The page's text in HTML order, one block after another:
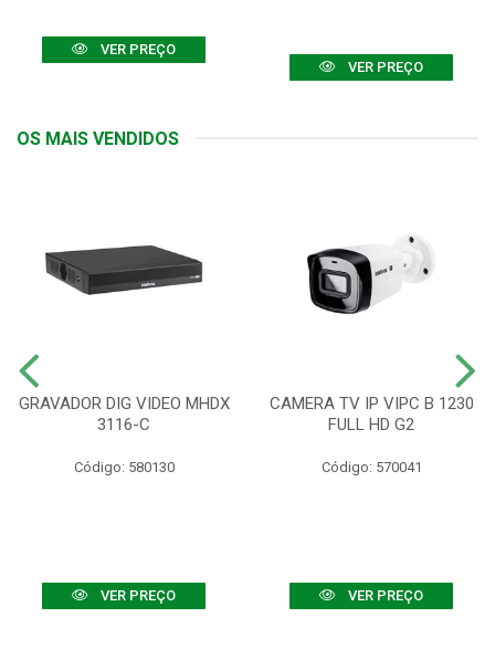
VER PREÇO
VER PREÇO
OS MAIS VENDIDOS
GRAVADOR DIG VIDEO MHDX
3116-C
Código: 580130
VER PREÇO
CAMERA TV IP VIPC B 1230
FULL HD G2
Código: 570041
VER PREÇO